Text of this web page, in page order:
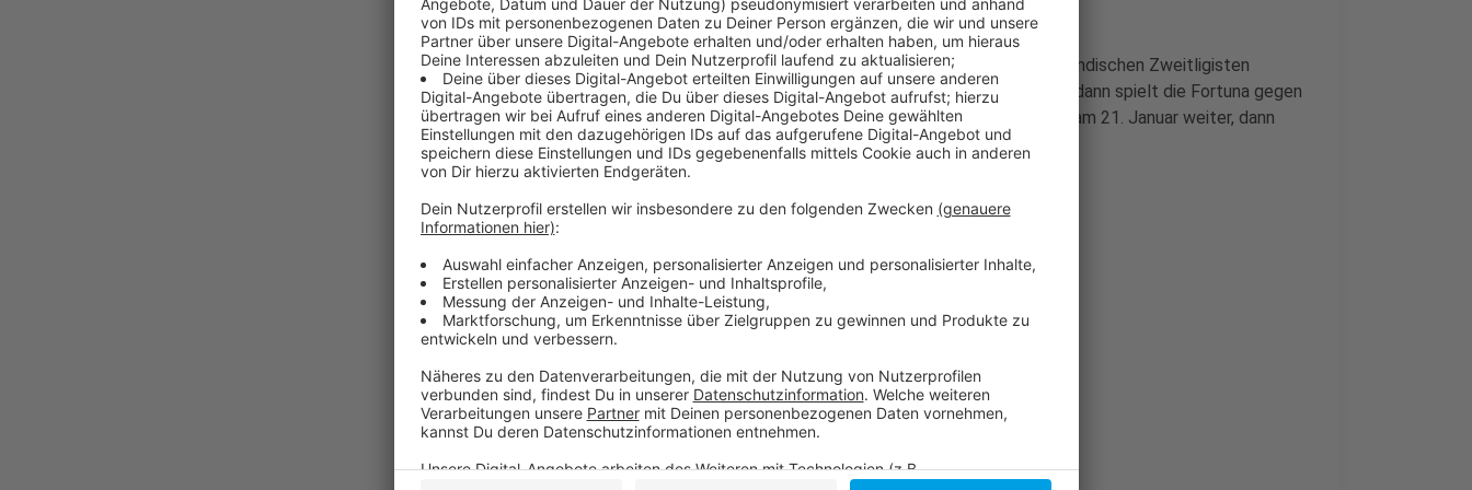
Am kommenden Montag (8.1.23) trifft das Team auf den niederländischen Zweitligisten
Dordrecht. Bereits morgen (5.1.23) steht das erste Testspiel an, dann spielt die Fortuna gegen
den niederländischen Erstligisten Nijmwegen. In der Liga geht es am 21. Januar weiter, dann
muss die Fortuna bei Hertha BSC Berlin antreten.
Weitere Infos und Links zum Thema:
Anzeige
Hier geht es zur Fortuna:
Fortuna für Alle:
Die Tabelle der zweiten Liga: